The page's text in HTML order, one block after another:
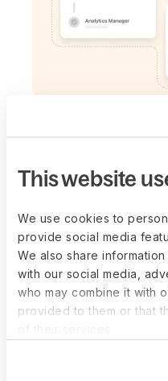
This website
We use cookies to
provide social media
We also share
with our social media,
who may combine it with
provided to them or that
Planen
ganz
Teams, die unsicher
Fähigkeiten
Karrierewege
Tools für Ziele,
Suite gebündelt,